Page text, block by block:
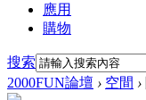
應用
購物
搜索
2000FUN論壇 › 空間 ›